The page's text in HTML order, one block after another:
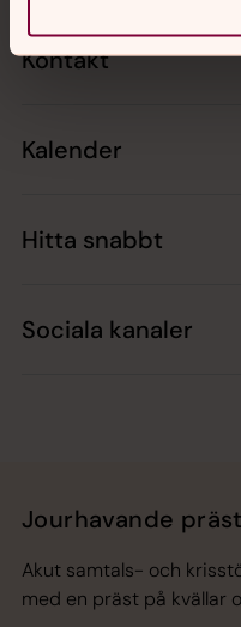
Kontakt
Kalender
Hitta snabbt
Sociala kanaler
Jourhavande präst
Akut samtals- och
med en präst på kvällar